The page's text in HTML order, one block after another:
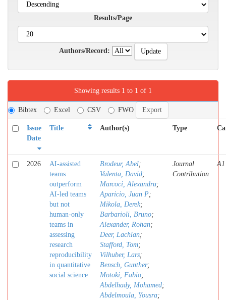
Results/Page
Authors/Record:
Showing results 1 to 1 of 1
Bibtex Excel CSV FWO
Issue
Date
Title Author(s) Type
2026
AI-assisted
teams
outperform
AI-led teams
but not
human-only
teams in
assessing
research
reproducibility
in quantitative
social science
Brodeur, Abel;
Valenta, David;
Marcoci, Alexandru;
Aparicio, Juan P;
Mikola, Derek;
Barbarioli, Bruno;
Alexander, Rohan;
Deer, Lachlan;
Stafford, Tom;
Vilhuber, Lars;
Bensch, Gunther;
Motoki, Fabio;
Abdelhady, Mohamed;
Abdelmoula, Yousra;
Journal
Contribution
A1